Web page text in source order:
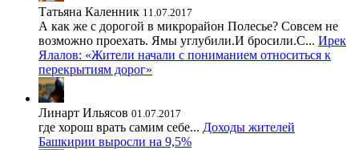
Татьяна Каленник 11.07.2017
А как же с дорогой в микрорайон Полесье? Совсем не
возможно проехать. Ямы углубили.И бросили.С... Ирек
Ялалов: «Жители начали с пониманием относиться к
перекрытиям дорог»
Линарт Ильясов 01.07.2017
где хорош врать самим себе... Доходы жителей
Башкирии выросли на 9,5%